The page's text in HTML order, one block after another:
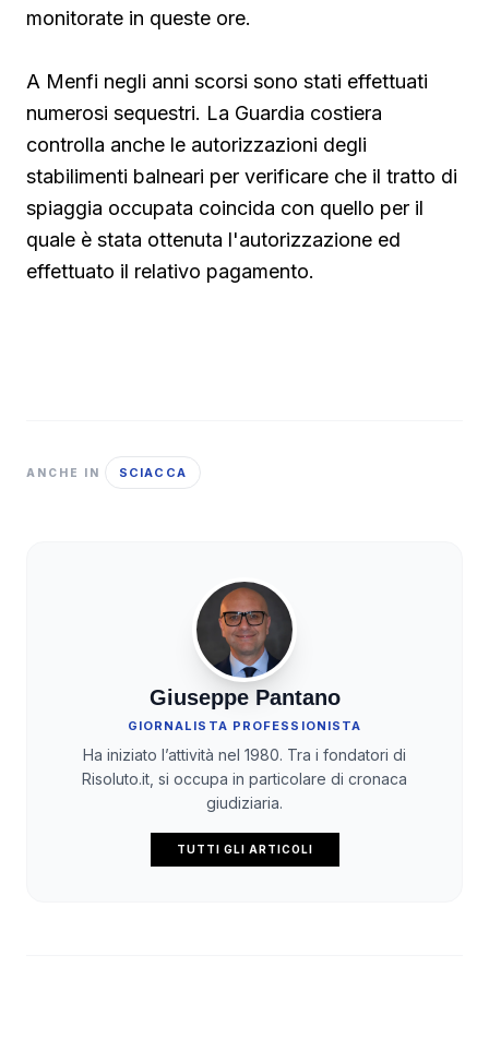
monitorate in queste ore.
A Menfi negli anni scorsi sono stati effettuati
numerosi sequestri. La Guardia costiera
controlla anche le autorizzazioni degli
stabilimenti balneari per verificare che il tratto di
spiaggia occupata coincida con quello per il
quale è stata ottenuta l'autorizzazione ed
effettuato il relativo pagamento.
ANCHE IN SCIACCA
Giuseppe Pantano
GIORNALISTA PROFESSIONISTA
Ha iniziato l’attività nel 1980. Tra i fondatori di
Risoluto.it, si occupa in particolare di cronaca
giudiziaria.
TUTTI GLI ARTICOLI